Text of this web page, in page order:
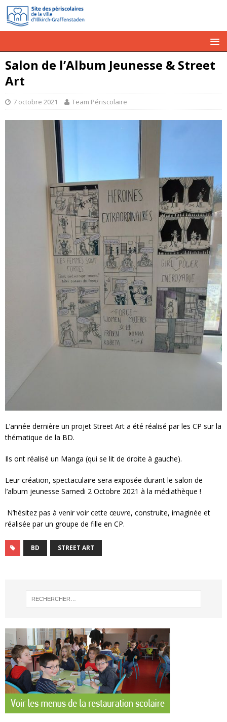
Salon de l’Album Jeunesse & Street
Art
7 octobre 2021 Team Périscolaire
L’année dernière un projet Street Art a été réalisé par les CP sur la
thématique de la BD.
Ils ont réalisé un Manga (qui se lit de droite à gauche).
Leur création, spectaculaire sera exposée durant le salon de
l’album jeunesse Samedi 2 Octobre 2021 à la médiathèque !
N’hésitez pas à venir voir cette œuvre, construite, imaginée et
réalisée par un groupe de fille en CP.
BD STREET ART